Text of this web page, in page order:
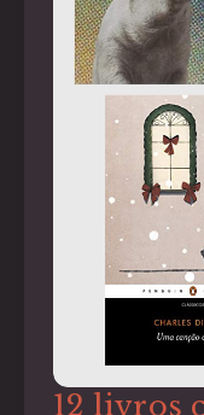
12 livros